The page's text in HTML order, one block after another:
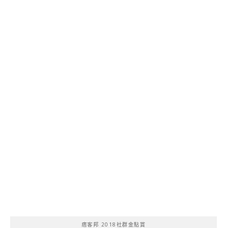
痞客邦 2018社群金點賞